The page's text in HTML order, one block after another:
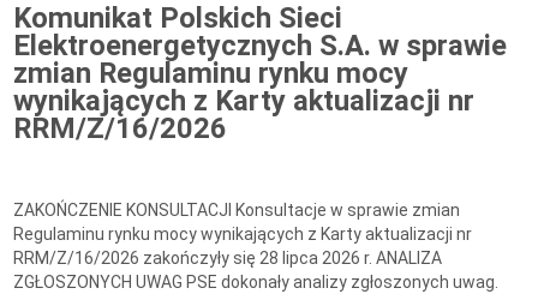
Komunikat Polskich Sieci
Elektroenergetycznych S.A. w sprawie
zmian Regulaminu rynku mocy
wynikających z Karty aktualizacji nr
RRM/Z/16/2026
ZAKOŃCZENIE KONSULTACJI Konsultacje w sprawie zmian
Regulaminu rynku mocy wynikających z Karty aktualizacji nr
RRM/Z/16/2026 zakończyły się 28 lipca 2026 r. ANALIZA
ZGŁOSZONYCH UWAG PSE dokonały analizy zgłoszonych uwag.